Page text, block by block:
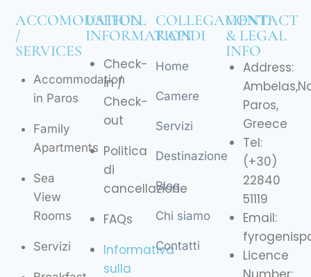
ACCOMODATION
/
SERVICES
Accommodation
in Paros
Family
Apartments
Sea
View
Rooms
Servizi
USEFULL
INFORMATION
Check-
in /
Check-
out
Politica
di
cancellazione
FAQs
Informativa
sulla
COLLEGAMENTI
RAPIDI
Home
Camere
Servizi
Destinazione
Blog
Chi siamo
Contatti
CONTACT
& LEGAL
INFO
Address:
Paros,
Greece
Tel:
(+30)
22840
51119
Email:
Licence